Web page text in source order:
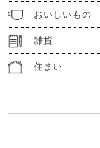
おいしいもの
雑貨
住まい